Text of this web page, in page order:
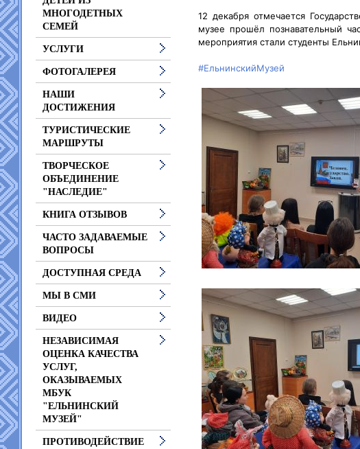
12 декабря отмечается
музее прошёл познавательный
мероприятия стали студенты
#ЕльнинскийМузей
МНОГОДЕТНЫХ
СЕМЕЙ
УСЛУГИ
ФОТОГАЛЕРЕЯ
НАШИ
ДОСТИЖЕНИЯ
ТУРИСТИЧЕСКИЕ
МАРШРУТЫ
ТВОРЧЕСКОЕ
ОБЪЕДИНЕНИЕ
"НАСЛЕДИЕ"
КНИГА ОТЗЫВОВ
ЧАСТО ЗАДАВАЕМЫЕ
ВОПРОСЫ
ДОСТУПНАЯ СРЕДА
МЫ В СМИ
ВИДЕО
НЕЗАВИСИМАЯ
ОЦЕНКА КАЧЕСТВА
УСЛУГ,
ОКАЗЫВАЕМЫХ
МБУК
"ЕЛЬНИНСКИЙ
МУЗЕЙ"
ПРОТИВОДЕЙСТВИЕ